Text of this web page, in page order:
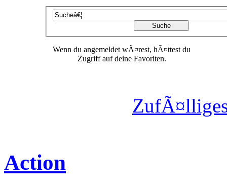
Wenn du angemeldet wÃ¤rest, hÃ¤ttest du
Zugriff auf deine Favoriten.
Action